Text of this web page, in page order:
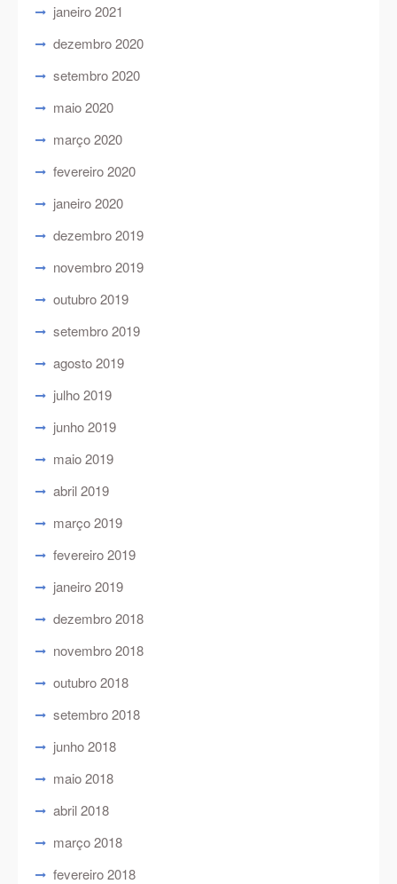
janeiro 2021
dezembro 2020
setembro 2020
maio 2020
março 2020
fevereiro 2020
janeiro 2020
dezembro 2019
novembro 2019
outubro 2019
setembro 2019
agosto 2019
julho 2019
junho 2019
maio 2019
abril 2019
março 2019
fevereiro 2019
janeiro 2019
dezembro 2018
novembro 2018
outubro 2018
setembro 2018
junho 2018
maio 2018
abril 2018
março 2018
fevereiro 2018